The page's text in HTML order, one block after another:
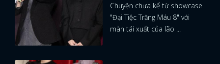
Chuyện chưa kể từ showcase
"Đại Tiệc Trăng Máu 8" với
màn tái xuất của lão ...